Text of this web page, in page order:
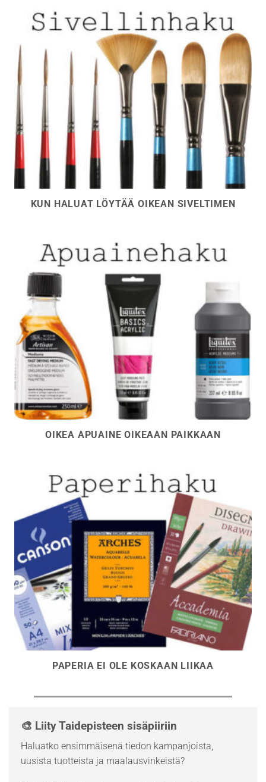
KUN HALUAT LÖYTÄÄ OIKEAN SIVELTIMEN
OIKEA APUAINE OIKEAAN PAIKKAAN
PAPERIA EI OLE KOSKAAN LIIKAA
🎨 Liity Taidepisteen sisäpiiriin
Haluatko ensimmäisenä tiedon kampanjoista,
uusista tuotteista ja maalausvinkeistä?